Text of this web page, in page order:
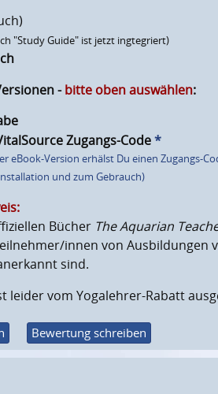
"Study Guide" ist jetzt ingtegriert)
-bitte oben auswählen:
Zugangs-Code*
eBook-Version erhälst Du einen Zugangs-
und zum Gebrauch)
Bücher The Aquarian
innen von Ausbildungen
sind.
leider vom Yogalehrer-Rabatt
Bewertung schreiben